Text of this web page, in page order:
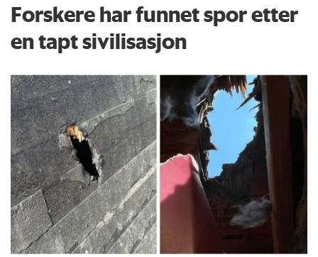
Forskere har funnet spor etter
en tapt sivilisasjon